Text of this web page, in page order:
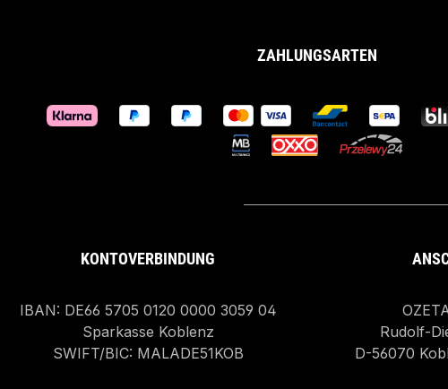
ZAHLUNGSARTEN
KONTOVERBINDUNG
IBAN: DE66 5705 0120 0000 3059 04
Sparkasse Koblenz
SWIFT/BIC: MALADE51KOB
Rudolf-
D-56070